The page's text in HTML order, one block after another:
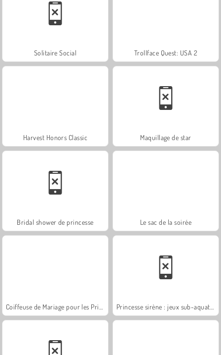
Solitaire Social Trollface Quest: USA 2
Harvest Honors Classic Maquillage de star
Bridal shower de princesse Le sac de la soirée